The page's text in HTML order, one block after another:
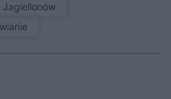
Jagiellonów